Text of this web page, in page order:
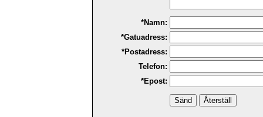
*Namn:
*Gatuadress:
*Postadress:
Telefon:
*Epost: